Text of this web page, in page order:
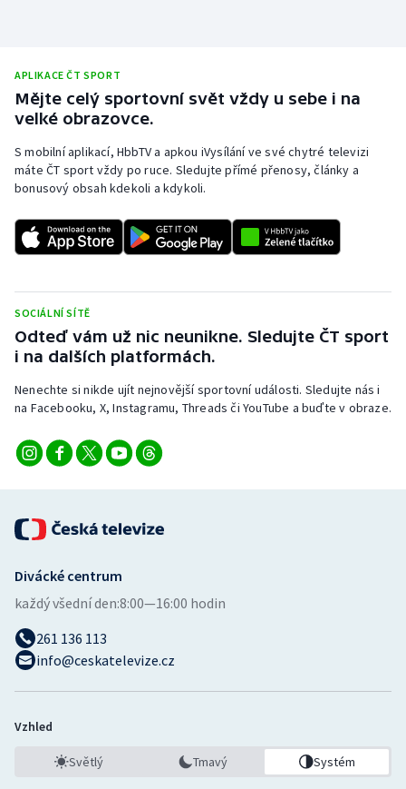
Plavání
Ragby
Rychlobruslení
Short track
Sportovní střelba
Stolní tenis
Triatlon
Vodní slalom
Volejbal
Ostatní
APLIKACE ČT SPORT
Mějte celý sportovní svět vždy u sebe i na
velké obrazovce.
S mobilní aplikací, HbbTV a apkou iVysílání ve své chytré televizi
máte ČT sport vždy po ruce. Sledujte přímé přenosy, články a
bonusový obsah kdekoli a kdykoli.
SOCIÁLNÍ SÍTĚ
Odteď vám už nic neunikne. Sledujte ČT sport
i na dalších platformách.
Nenechte si nikde ujít nejnovější sportovní události. Sledujte nás i
na Facebooku, X, Instagramu, Threads či YouTube a buďte v obraze.
Divácké centrum
každý všední den:8:00—16:00 hodin
261 136 113
info@ceskatelevize.cz
Vzhled
Světlý Tmavý Systém